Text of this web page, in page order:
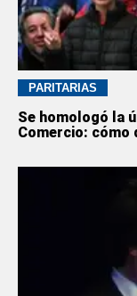
PARITARIAS
Se homologó la
Comercio: cómo